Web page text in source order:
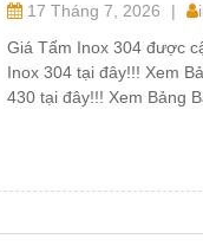
17 Tháng 7, 2026 |
Giá Tấm Inox 304 được
Inox 304 tại đây!!! Xem
430 tại đây!!! Xem Bảng